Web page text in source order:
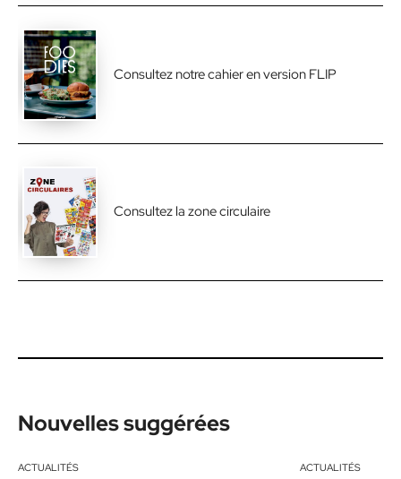
Consultez notre cahier en version FLIP
Consultez la zone circulaire
Nouvelles suggérées
ACTUALITÉS ACTUALITÉS